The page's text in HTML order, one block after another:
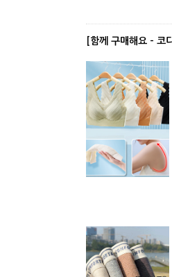
[함께 구매해요 - 코